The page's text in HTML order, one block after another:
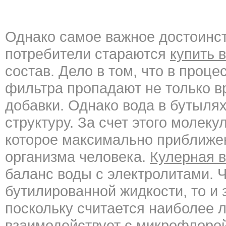
Однако самое важное
потребители стараются купить
состав. Дело в том, что в
фильтра пропадают не только
добавки. Однако вода в
структуру. За счет этого
которое максимально
организма человека. Кулерная
баланс воды с электролитами.
бутилированной жидкости, то
поскольку считается